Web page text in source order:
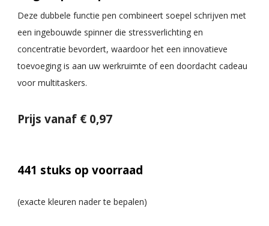
Deze dubbele functie pen combineert soepel schrijven met
een ingebouwde spinner die stressverlichting en
concentratie bevordert, waardoor het een innovatieve
toevoeging is aan uw werkruimte of een doordacht cadeau
voor multitaskers.
Prijs vanaf € 0,97
441 stuks op voorraad